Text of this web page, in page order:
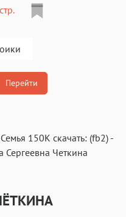
Перейти
Семья 150K скачать: (fb2)-
Сергеевна Четкина